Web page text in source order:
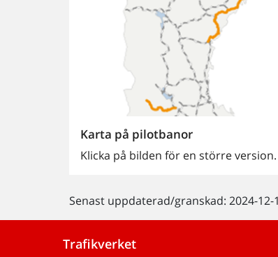
Karta på pilotbanor
Klicka på bilden för en större version.
Senast uppdaterad/granskad: 2024-12-
Trafikverket